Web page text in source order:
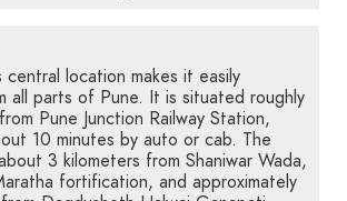
central location makes it easily
all parts of Pune. It is situated roughly
Pune Junction Railway Station,
10 minutes by auto or cab. The
3 kilometers from Shaniwar Wada,
fortification, and approximately